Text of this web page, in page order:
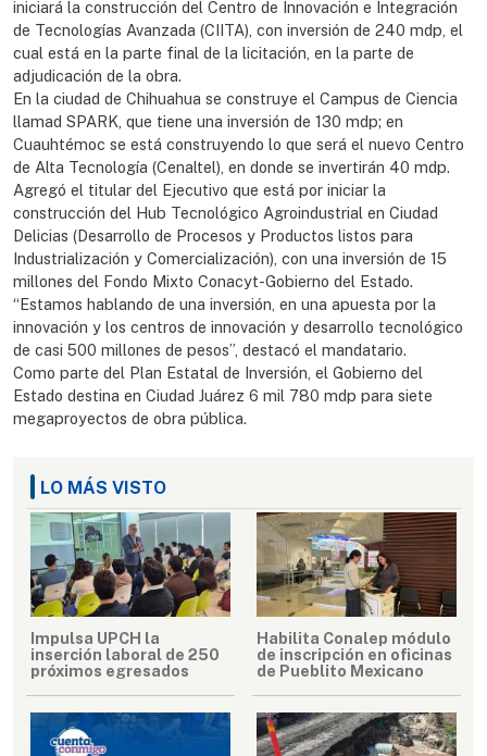
iniciará la construcción del Centro de Innovación e Integración
de Tecnologías Avanzada (CIITA), con inversión de 240 mdp, el
cual está en la parte final de la licitación, en la parte de
adjudicación de la obra.
En la ciudad de Chihuahua se construye el Campus de Ciencia
llamad SPARK, que tiene una inversión de 130 mdp; en
Cuauhtémoc se está construyendo lo que será el nuevo Centro
de Alta Tecnología (Cenaltel), en donde se invertirán 40 mdp.
Agregó el titular del Ejecutivo que está por iniciar la
construcción del Hub Tecnológico Agroindustrial en Ciudad
Delicias (Desarrollo de Procesos y Productos listos para
Industrialización y Comercialización), con una inversión de 15
millones del Fondo Mixto Conacyt-Gobierno del Estado.
“Estamos hablando de una inversión, en una apuesta por la
innovación y los centros de innovación y desarrollo tecnológico
de casi 500 millones de pesos”, destacó el mandatario.
Como parte del Plan Estatal de Inversión, el Gobierno del
Estado destina en Ciudad Juárez 6 mil 780 mdp para siete
megaproyectos de obra pública.
LO MÁS VISTO
Impulsa UPCH la
inserción laboral de 250
próximos egresados
Habilita Conalep módulo
de inscripción en oficinas
de Pueblito Mexicano